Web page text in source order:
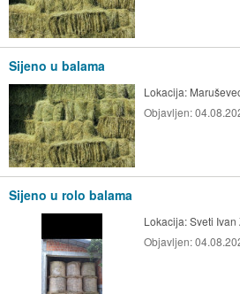
Sijeno u balama
Lokacija:
Objavljen:
Sijeno u rolo balama
Lokacija:Sveti
Objavljen: